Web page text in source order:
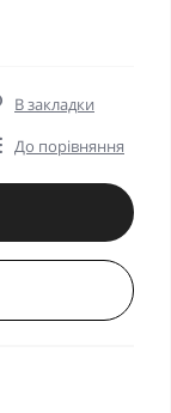
В закладки
До порівняння